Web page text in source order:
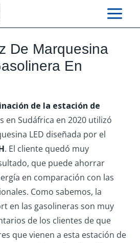
De Marquesina
En
de la estación de
en Sudáfrica en 2020 utilizó
LED diseñada por el
. El cliente quedó muy
que puede ahorrar
en comparación con las
Como sabemos, la
en las gasolineras son muy
de los clientes de que
que vienen a esta estación de